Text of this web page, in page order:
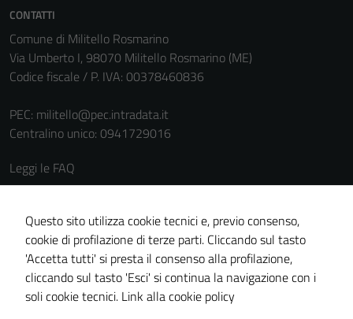
CONTATTI
Comune di Militello Rosmarino
Via Umberto I, 98070 Militello Rosmarino (ME)
Codice fiscale / P. IVA: 00378460836
PEC: militello@pec.intradata.it
Centralino unico: 0941729016
Leggi le FAQ
Segnalazione disservizio
Richiesta assistenza
Amministrazione trasparente
Informativa privacy
Questo sito utilizza cookie tecnici e, previo consenso,
cookie di profilazione di terze parti. Cliccando sul tasto
'Accetta tutti' si presta il consenso alla profilazione,
cliccando sul tasto 'Esci' si continua la navigazione con i
soli cookie tecnici. Link alla cookie policy
Tecnici
Questi cookie
essere
Questi cookie
non raccolgono
informazioni
personali.